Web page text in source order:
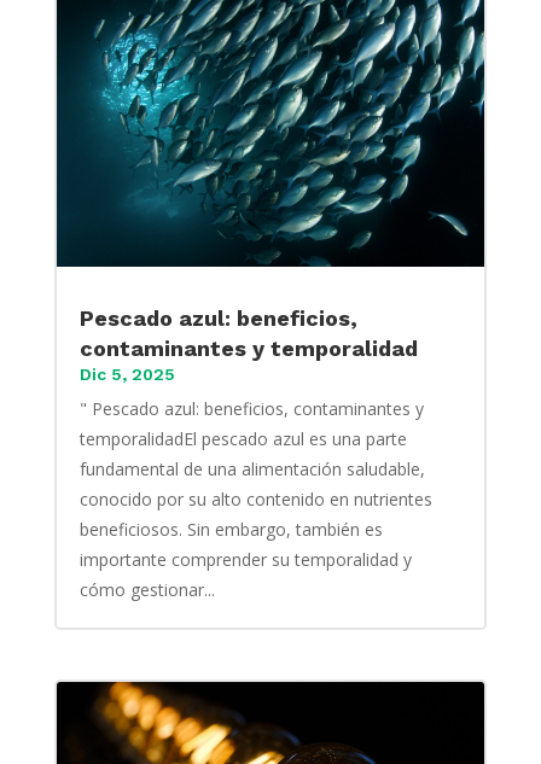
Pescado azul: beneficios,
contaminantes y temporalidad
Dic 5, 2025
" Pescado azul: beneficios, contaminantes y
temporalidadEl pescado azul es una parte
fundamental de una alimentación saludable,
conocido por su alto contenido en nutrientes
beneficiosos. Sin embargo, también es
importante comprender su temporalidad y
cómo gestionar...